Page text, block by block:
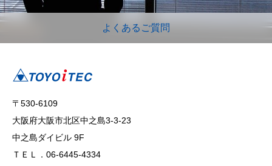
よくあるご質問
〒530-6109
大阪府大阪市北区中之島3-3-23
中之島ダイビル 9F
ＴＥＬ．06-6445-4334